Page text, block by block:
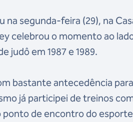
na segunda-feira (29), na
celebrou o momento ao
judô em 1987 e 1989.
bastante antecedência
já participei de treinos
ponto de encontro do